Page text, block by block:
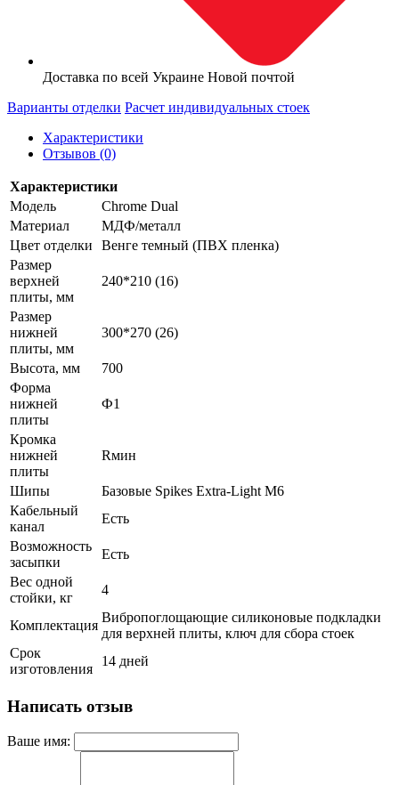
Доставка по всей Украине Новой почтой
Варианты отделки Расчет индивидуальных стоек
Характеристики
Отзывов (0)
Характеристики
Модель
Chrome Dual
Материал
МДФ/металл
Цвет отделки
Венге темный (ПВХ пленка)
Размер
верхней
плиты, мм
240*210 (16)
Размер
нижней
плиты, мм
300*270 (26)
Высота, мм
700
Форма
нижней
плиты
Ф1
Кромка
нижней
плиты
Rмин
Шипы
Базовые Spikes Extra-Light M6
Кабельный
канал
Есть
Возможность
засыпки
Есть
Вес одной
стойки, кг
4
Комплектация
Вибропоглощающие силиконовые подкладки
для верхней плиты, ключ для сбора стоек
Срок
изготовления
14 дней
Написать отзыв
Ваше имя: